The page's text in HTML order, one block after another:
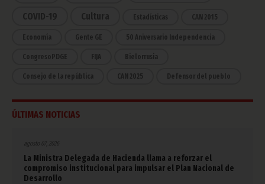
COVID-19 Cultura Estadísticas CAN 2015
Economía Gente GE 50 Aniversario Independencia
CongresoPDGE FIJA Bielorrusia
Consejo de la república CAN 2025 Defensor del pueblo
ÚLTIMAS NOTICIAS
agosto 07, 2026
La Ministra Delegada de Hacienda llama a reforzar el
compromiso institucional para impulsar el Plan Nacional de
Desarrollo